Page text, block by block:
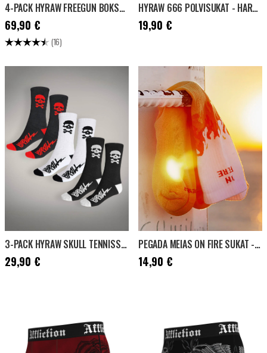
4-PACK HYRAW FREEGUN BOKSERIT - MUSTA/VIHREÄ/PUNAINEN
Hinta:69,90 €
69,90 €
Arvio: (16)
HYRAW 666 POLVISUKAT - HARMAA
Hinta:19,90 €
19,90 €
3-PACK HYRAW SKULL TENNISSUKAT - MUSTA/VALKOINEN/PUNAINEN
Hinta:29,90 €
29,90 €
PEGADA MEIAS ON FIRE SUKAT - VALKOINEN/KELTAINEN
Hinta:14,90 €
14,90 €